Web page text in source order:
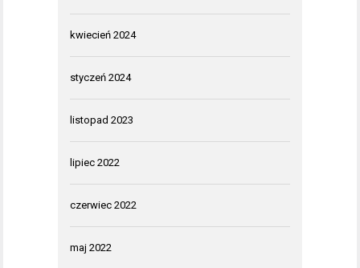
kwiecień 2024
styczeń 2024
listopad 2023
lipiec 2022
czerwiec 2022
maj 2022